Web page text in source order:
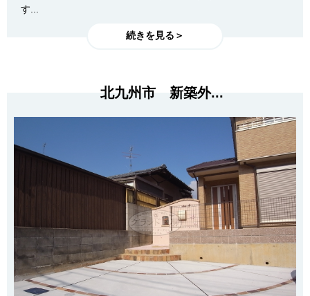
す...
続きを見る＞
北九州市 新築外...